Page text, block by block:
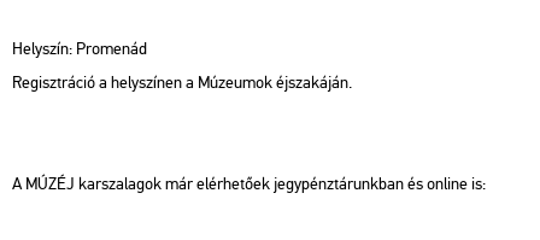
Hely­szín: Pro­me­nád
Re­giszt­rá­ció a hely­szí­nen a Mú­ze­u­mok éj­sza­ká­ján.
A MÚZÉJ kar­sza­la­gok már el­ér­he­tő­ek jegy­pénz­tá­runk­ban és on­line is: